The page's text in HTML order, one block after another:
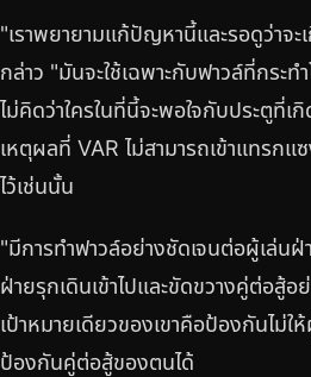
"เราพยายามแก้ปัญหานี้และรอดูว่าจะ
กล่าว "มันจะใช้เฉพาะกับฟาวล์ที่กระ
ไม่คิดว่าใครในที่นี้จะพอใจกับประตูที่เ
เหตุผลที่ VAR ไม่สามารถเข้าแทรกแซ
ไว้เช่นนั้น
"มีการทำฟาวล์อย่างชัดเจนต่อผู้เล่น
ฝ่ายรุกเดินเข้าไปและขัดขวางคู่ต่อสู้
เป้าหมายเดียวของเขาคือป้องกันไม่ใ
ป้องกันคู่ต่อสู้ของตนได้